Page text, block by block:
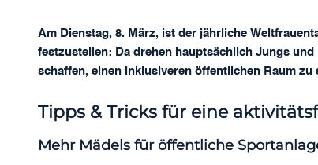
Am Dienstag, 8. März, ist der jährliche
festzustellen: Da drehen hauptsächlich Jungs
schaffen, einen inklusiveren öffentlichen Raum
Tipps & Tricks für eine
Mehr Mädels für öffentliche